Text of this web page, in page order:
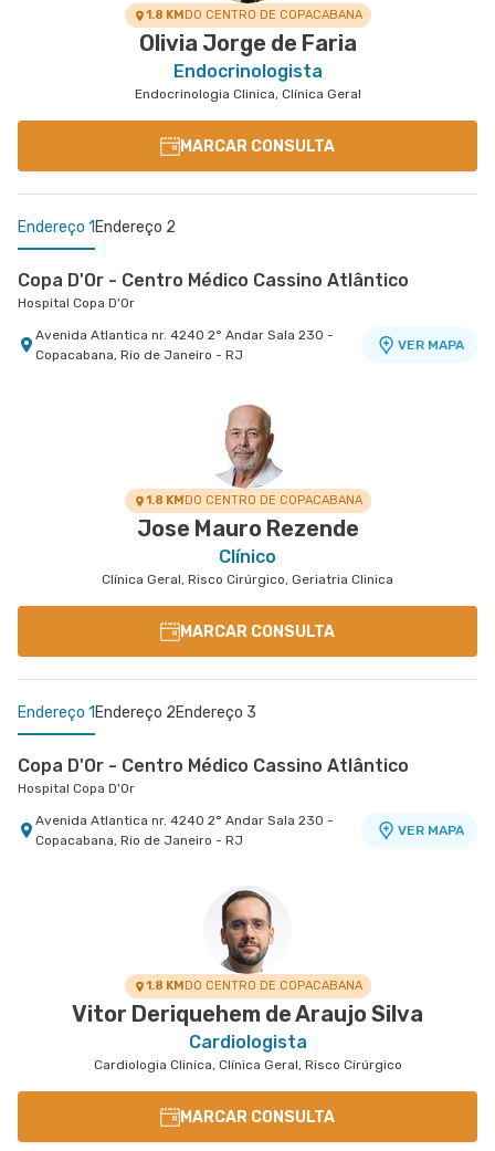
1.8 KMDO CENTRO DE COPACABANA
Olivia Jorge de Faria
Endocrinologista
Endocrinologia Clinica, Clínica Geral
MARCAR CONSULTA
Endereço 1 Endereço 2
Copa D'Or - Centro Médico Cassino Atlântico
Hospital Copa D'Or
Avenida Atlantica nr. 4240 2° Andar Sala 230 -
Copacabana, Rio de Janeiro - RJ
VER MAPA
Rua Dois de Dezembro nr. 38 11º Andar -
Flamengo, Rio de Janeiro - RJ
1.8 KMDO CENTRO DE COPACABANA
Jose Mauro Rezende
Clínico
Clínica Geral, Risco Cirúrgico, Geriatria Clinica
MARCAR CONSULTA
Endereço 1 Endereço 2Endereço 3
Copa D'Or - Centro Médico Cassino Atlântico
Hospital Copa D'Or
Avenida Atlantica nr. 4240 2° Andar Sala 230 -
Copacabana, Rio de Janeiro - RJ
VER MAPA
Rua Soares Caldeira nr. 142 Lojas A e B -
Madureira, Rio de Janeiro - RJ
Rua Augusto Camossa Saldanha nr. 55 2º Andar
- Barra da Tijuca, Rio de Janeiro - RJ
1.8 KMDO CENTRO DE COPACABANA
Vitor Deriquehem de Araujo Silva
Cardiologista
Cardiologia Clinica, Clínica Geral, Risco Cirúrgico
MARCAR CONSULTA